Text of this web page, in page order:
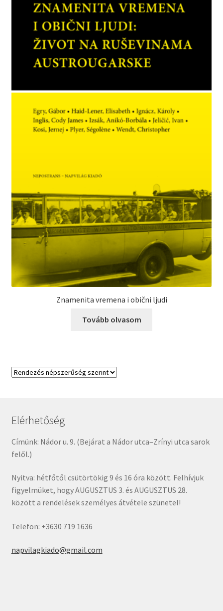
Znamenita vremena i obični ljudi
Tovább olvasom
Elérhetőség
Címünk: Nádor u. 9. (Bejárat a Nádor utca–Zrínyi utca sarok
felől.)
Nyitva: hétfőtől csütörtökig 9 és 16 óra között. Felhívjuk
figyelmüket, hogy AUGUSZTUS 3. és AUGUSZTUS 28.
között a rendelések személyes átvétele szünetel!
Telefon: +3630 719 1636
napvilagkiado@gmail.com